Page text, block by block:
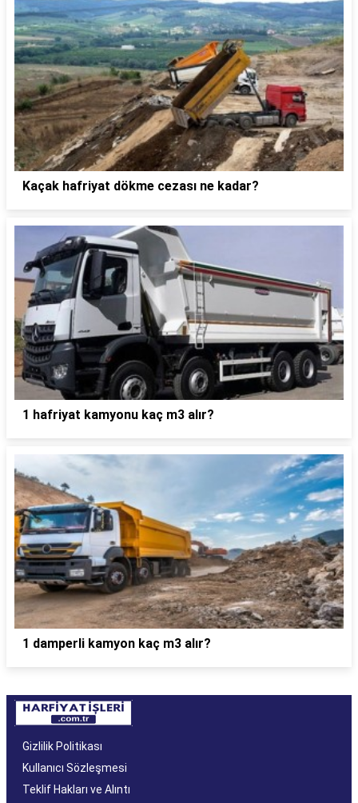
Kaçak hafriyat dökme cezası ne kadar?
1 hafriyat kamyonu kaç m3 alır?
1 damperli kamyon kaç m3 alır?
Gizlilik Politikası
Kullanıcı Sözleşmesi
Teklif Hakları ve Alıntı